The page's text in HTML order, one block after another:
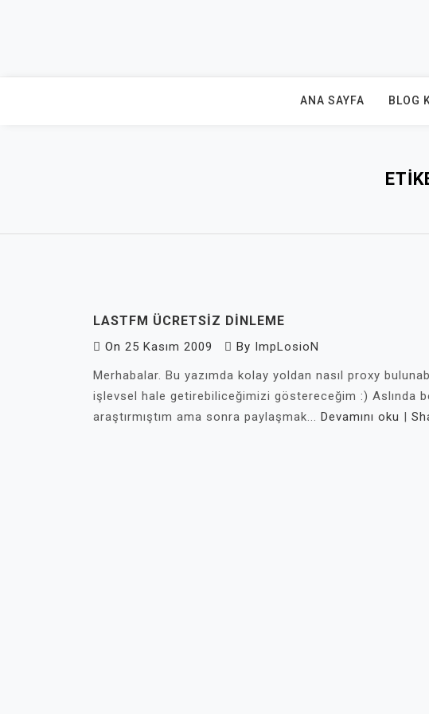
ANA SAYFA BLOG
LASTFM ÜCRETSIZ DINLEME
On 25 Kasım 2009 By ImpLosioN
Merhabalar. Bu yazımda kolay yoldan nasıl proxy
işlevsel hale getirebiliceğimizi göstereceğim :) Aslında
araştırmıştım ama sonra paylaşmak... Devamını oku |